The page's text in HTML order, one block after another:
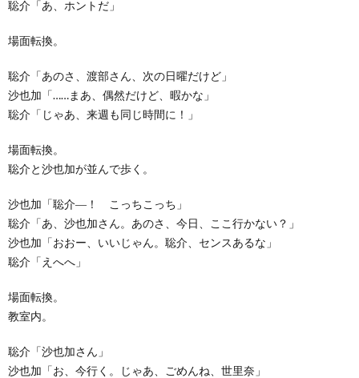
聡介「あ、ホントだ」
場面転換。
聡介「あのさ、渡部さん、次の日曜だけど」
沙也加「……まあ、偶然だけど、暇かな」
聡介「じゃあ、来週も同じ時間に！」
場面転換。
聡介と沙也加が並んで歩く。
沙也加「聡介―！ こっちこっち」
聡介「あ、沙也加さん。あのさ、今日、ここ行かない？」
沙也加「おおー、いいじゃん。聡介、センスあるな」
聡介「えへへ」
場面転換。
教室内。
聡介「沙也加さん」
沙也加「お、今行く。じゃあ、ごめんね、世里奈」